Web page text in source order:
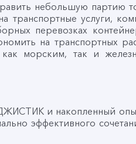
небольшую партию
транспортные
перевозках
на транспортных
морским, так и
и накопленный
эффективного